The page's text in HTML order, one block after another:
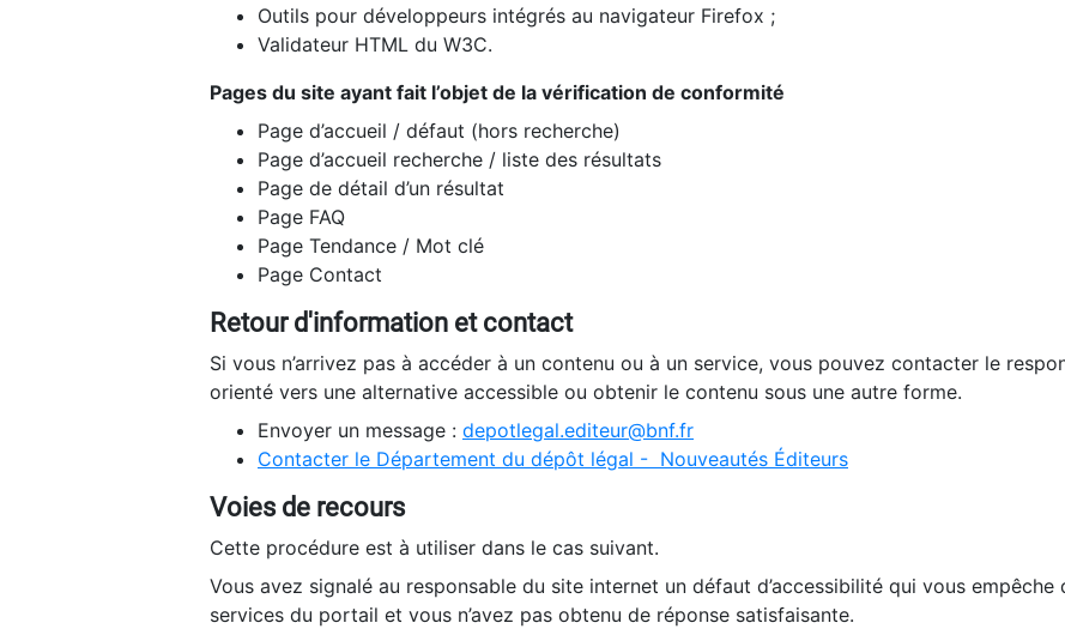
Outils pour développeurs intégrés au navigateur Firefox ;
Validateur HTML du W3C.
Pages du site ayant fait l’objet de la vérification de conformité
Page d’accueil / défaut (hors recherche)
Page d’accueil recherche / liste des résultats
Page de détail d’un résultat
Page FAQ
Page Tendance / Mot clé
Page Contact
Retour d'information et contact
Si vous n’arrivez pas à accéder à un contenu ou à un service, vous pouvez contacter le
orienté vers une alternative accessible ou obtenir le contenu sous une autre forme.
Envoyer un message : depotlegal.editeur@bnf.fr
Contacter le Département du dépôt légal - Nouveautés Éditeurs
Voies de recours
Cette procédure est à utiliser dans le cas suivant.
Vous avez signalé au responsable du site internet un défaut d’accessibilité qui vous empêche
services du portail et vous n’avez pas obtenu de réponse satisfaisante.